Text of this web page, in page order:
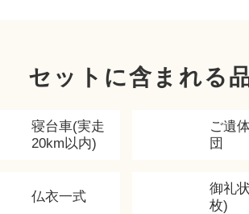
セットに含まれる
寝台車(実走
20km以内)
ご遺
団
仏衣一式
御礼
枚)